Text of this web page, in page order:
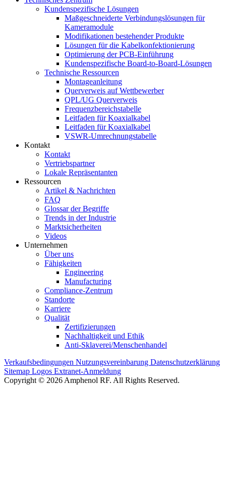
Kundenspezifische Lösungen
Maßgeschneiderte Verbindungslösungen für
Kameramodule
Modifikationen bestehender Produkte
Lösungen für die Kabelkonfektionierung
Optimierung der PCB-Einführung
Kundenspezifische Board-to-Board-Lösungen
Technische Ressourcen
Montageanleitung
Querverweis auf Wettbewerber
QPL/UG Querverweis
Frequenzbereichstabelle
Leitfaden für Koaxialkabel
Leitfaden für Koaxialkabel
VSWR-Umrechnungstabelle
Kontakt
Kontakt
Vertriebspartner
Lokale Repräsentanten
Ressourcen
Artikel & Nachrichten
FAQ
Glossar der Begriffe
Trends in der Industrie
Marktsicherheiten
Videos
Unternehmen
Über uns
Fähigkeiten
Engineering
Manufacturing
Compliance-Zentrum
Standorte
Karriere
Qualität
Zertifizierungen
Nachhaltigkeit und Ethik
Anti-Sklaverei/Menschenhandel
Verkaufsbedingungen Nutzungsvereinbarung Datenschutzerklärung
Sitemap Logos Extranet-Anmeldung
Copyright © 2026 Amphenol RF. All Rights Reserved.